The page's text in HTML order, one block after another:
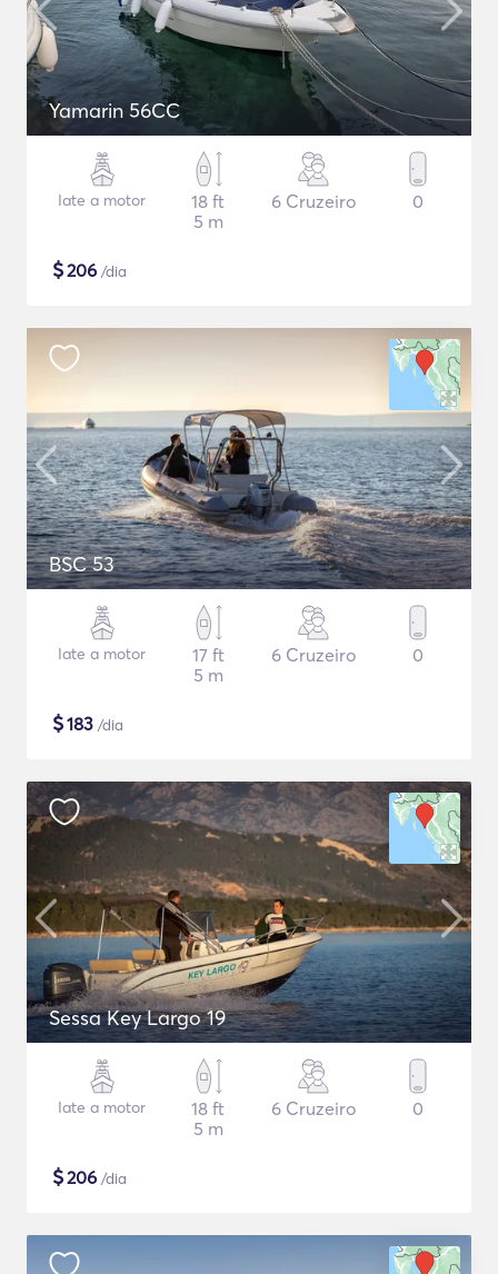
Yamarin 56CC
Iate a motor
18 ft
5 m
6 Cruzeiro 0
$206 /dia
BSC 53
Iate a motor
17 ft
5 m
6 Cruzeiro 0
$183 /dia
Sessa Key Largo 19
Iate a motor
18 ft
5 m
6 Cruzeiro 0
$206 /dia